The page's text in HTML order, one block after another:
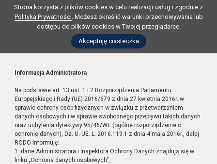
Strona korzysta z plików cookies w celu realizacji usług i zgodnie z
Polityką Prywatności. Możesz określić warunki przechowywania lub
dostępu do plików cookies w Twojej przeglądarce.
Akceptuję ciasteczka
Informacja Administratora
Na podstawie art. 13 ust. 1 i 2 Rozporządzenia Parlamentu
Europejskiego i Rady (UE) 2016/679 z dnia 27 kwietnia 2016r. w
sprawie ochrony osób fizycznych w związku z przetwarzaniem
danych osobowych i w sprawie swobodnego przepływu takich danych
oraz uchylenia dyrektywy 95/46/WE (ogólne rozporządzenie o
ochronie danych), Dz. U. UE. L. 2016.119.1 z dnia 4 maja 2016r., dalej
RODO informuję:
1. dane Administratora i Inspektora Ochrony Danych znajdują się w
linku „Ochrona danych osobowych”,